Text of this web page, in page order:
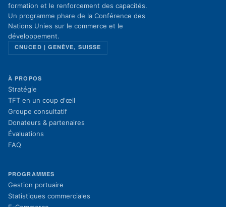
formation et le renforcement des capacités.
Un programme phare de la Conférence des
Nations Unies sur le commerce et le
développement.
CNUCED | GENÈVE, SUISSE
À PROPOS
Stratégie
TFT en un coup d'œil
Groupe consultatif
Donateurs & partenaires
Évaluations
FAQ
PROGRAMMES
Gestion portuaire
Statistiques commerciales